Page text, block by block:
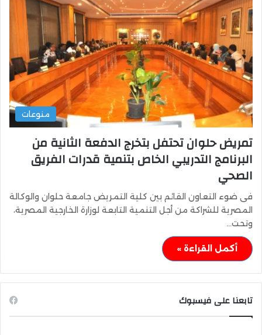
منوعات
تمريض حلوان تحتفل بتخرج الدفعة الثانية من
البرنامج التدريبي الخاص بتنمية قدرات الفريق
الصحي
فى ضوء التعاون القائم بين كلية التمريض جامعة حلوان والوكالة
المصرية للشراكة من أجل التنمية التابعة لوزارة الخارجية المصرية،
وتحت…
أكمل القراءة »
تابعنا على فيسبوك